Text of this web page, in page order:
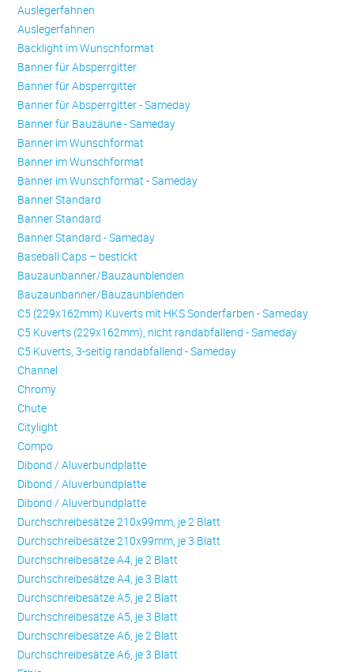
Auslegerfahnen
Auslegerfahnen
Backlight im Wunschformat
Banner für Absperrgitter
Banner für Absperrgitter
Banner für Absperrgitter - Sameday
Banner für Bauzäune - Sameday
Banner im Wunschformat
Banner im Wunschformat
Banner im Wunschformat - Sameday
Banner Standard
Banner Standard
Banner Standard - Sameday
Baseball Caps – bestickt
Bauzaunbanner/Bauzaunblenden
Bauzaunbanner/Bauzaunblenden
C5 (229x162mm) Kuverts mit HKS Sonderfarben - Sameday
C5 Kuverts (229x162mm), nicht randabfallend - Sameday
C5 Kuverts, 3-seitig randabfallend - Sameday
Channel
Chromy
Chute
Citylight
Compo
Dibond / Aluverbundplatte
Dibond / Aluverbundplatte
Dibond / Aluverbundplatte
Durchschreibesätze 210x99mm, je 2 Blatt
Durchschreibesätze 210x99mm, je 3 Blatt
Durchschreibesätze A4, je 2 Blatt
Durchschreibesätze A4, je 3 Blatt
Durchschreibesätze A5, je 2 Blatt
Durchschreibesätze A5, je 3 Blatt
Durchschreibesätze A6, je 2 Blatt
Durchschreibesätze A6, je 3 Blatt